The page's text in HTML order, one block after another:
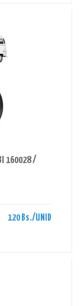
160028 /
120 Bs./UNID